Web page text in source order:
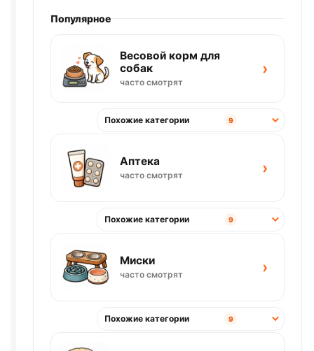
Популярное
Весовой корм для
собак
часто смотрят
›
Похожие категории 9
Аптека
часто смотрят ›
Похожие категории 9
Миски
часто смотрят ›
Похожие категории 9